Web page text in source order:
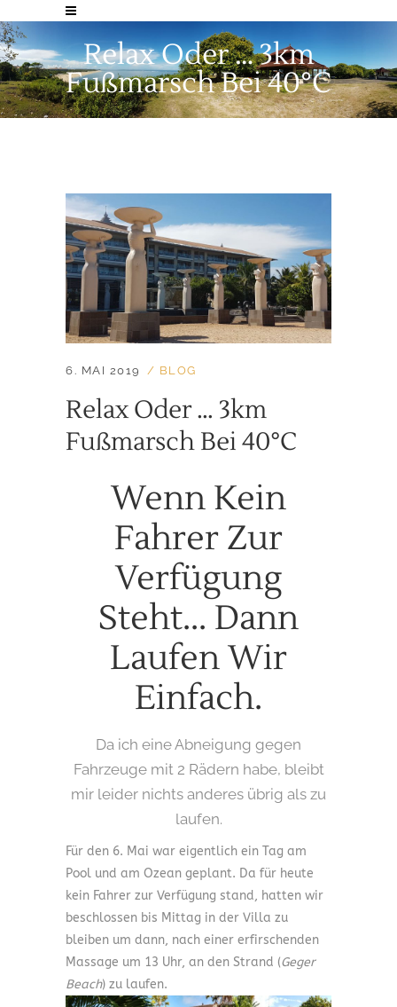
Relax Oder … 3km
Fußmarsch Bei 40°C
6. MAI 2019 BLOG
Relax Oder … 3km
Fußmarsch Bei 40°C
Wenn Kein
Fahrer Zur
Verfügung
Steht... Dann
Laufen Wir
Einfach.
Da ich eine Abneigung gegen
Fahrzeuge mit 2 Rädern habe, bleibt
mir leider nichts anderes übrig als zu
laufen.
Für den 6. Mai war eigentlich ein Tag am
Pool und am Ozean geplant. Da für heute
kein Fahrer zur Verfügung stand, hatten wir
beschlossen bis Mittag in der Villa zu
bleiben um dann, nach einer erfirschenden
Massage um 13 Uhr, an den Strand (Geger
Beach) zu laufen.